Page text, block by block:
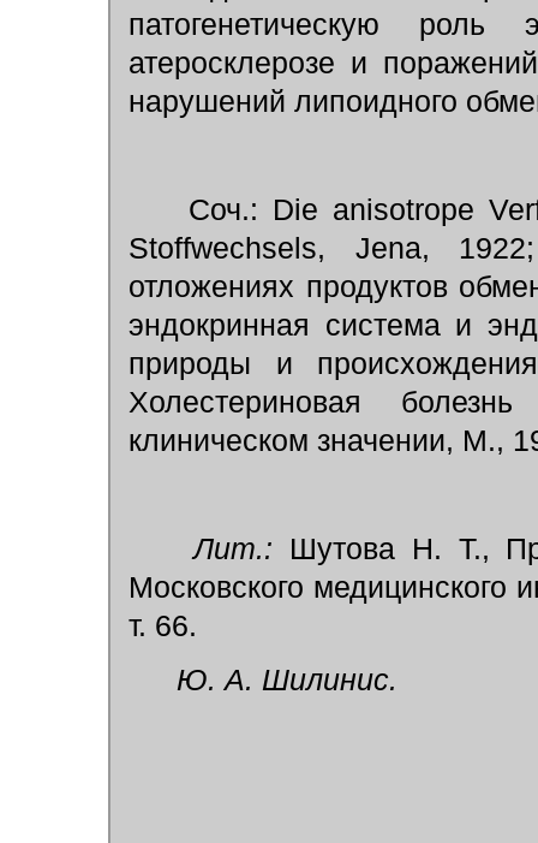
патогенетическую роль
атеросклерозе и
нарушений липоидного
Соч.: Die anisotrope
Stoffwechsels, Jena,
отложениях продуктов
эндокринная система и
природы и
Холестериновая
клиническом значении, М.,
Лит.: Шутова Н. Т.,
Московского медицинского
т. 66.
Ю. А. Шилинис.